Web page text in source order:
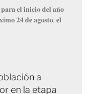
𝐞𝐥 𝐢𝐧𝐢𝐜𝐢𝐨 𝐝𝐞𝐥 𝐚𝐧̃𝐨
𝟐𝟒 𝐝𝐞 𝐚𝐠𝐨𝐬𝐭𝐨, 𝐞𝐥
a
en la etapa